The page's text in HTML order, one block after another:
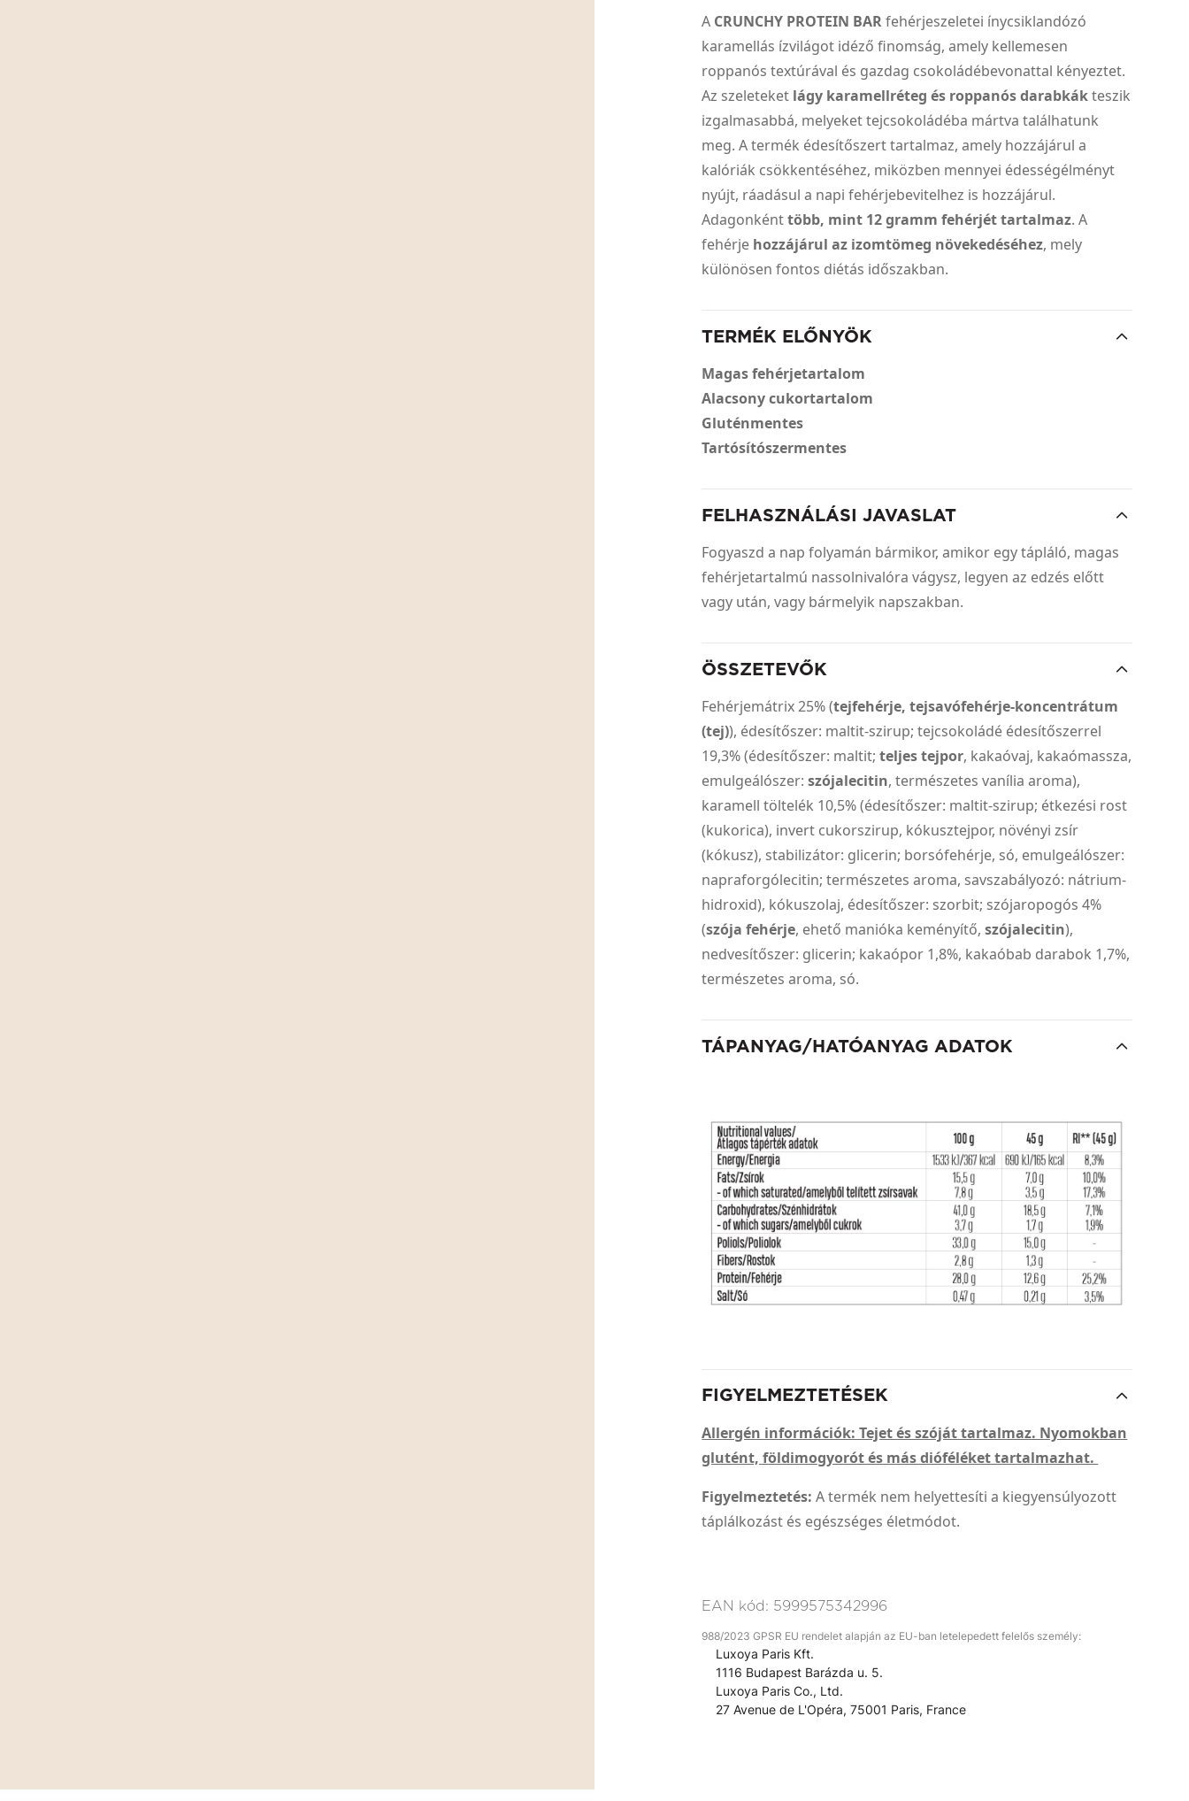
A CRUNCHY PROTEIN BARfehérjeszeletei ínycsiklandózó
karamellás ízvilágot idéző finomság, amely kellemesen
roppanós textúrával és gazdag csokoládébevonattal kényeztet.
Az szeleteket lágy karamellréteg és roppanós darabkákteszik
izgalmasabbá, melyeket tejcsokoládéba mártva találhatunk
meg. A termék édesítőszert tartalmaz, amely hozzájárul a
kalóriák csökkentéséhez, miközben mennyei édességélményt
nyújt, ráadásul a napi fehérjebevitelhez is hozzájárul.
Adagonkénttöbb, mint 12 gramm fehérjét tartalmaz. A
fehérje hozzájárul az izomtömeg növekedéséhez, mely
különösen fontos diétás időszakban.
TERMÉK ELŐNYÖK
Magas fehérjetartalom
Alacsony cukortartalom
Gluténmentes
Tartósítószermentes
FELHASZNÁLÁSI JAVASLAT
Fogyaszd a nap folyamán bármikor, amikor egy tápláló, magas
fehérjetartalmú nassolnivalóra vágysz, legyen az edzés előtt
vagy után, vagy bármelyik napszakban.
ÖSSZETEVŐK
Fehérjemátrix 25% (tejfehérje, tejsavófehérje-koncentrátum
(tej)), édesítőszer: maltit-szirup; tejcsokoládé édesítőszerrel
19,3% (édesítőszer: maltit;teljes tejpor, kakaóvaj, kakaómassza,
emulgeálószer:szójalecitin, természetes vanília aroma),
karamell töltelék 10,5% (édesítőszer: maltit-szirup; étkezési rost
(kukorica), invert cukorszirup, kókusztejpor, növényi zsír
(kókusz), stabilizátor: glicerin; borsófehérje, só, emulgeálószer:
napraforgólecitin; természetes aroma, savszabályozó: nátrium-
hidroxid), kókuszolaj, édesítőszer: szorbit; szójaropogós 4%
(szója fehérje, ehető manióka keményítő,szójalecitin),
nedvesítőszer: glicerin; kakaópor 1,8%, kakaóbab darabok 1,7%,
természetes aroma, só.
TÁPANYAG/HATÓANYAG ADATOK
FIGYELMEZTETÉSEK
Allergén információk: Tejet és szóját tartalmaz. Nyomokban
glutént, földimogyorót és más dióféléket tartalmazhat.
Figyelmeztetés: A termék nem helyettesíti a kiegyensúlyozott
táplálkozást és egészséges életmódot.
EAN kód: 5999575342996
988/2023 GPSR EU rendelet alapján az EU-ban letelepedett felelős személy:
Luxoya Paris Kft.
1116 Budapest Barázda u. 5.
Luxoya Paris Co., Ltd.
27 Avenue de L'Opéra, 75001 Paris, France